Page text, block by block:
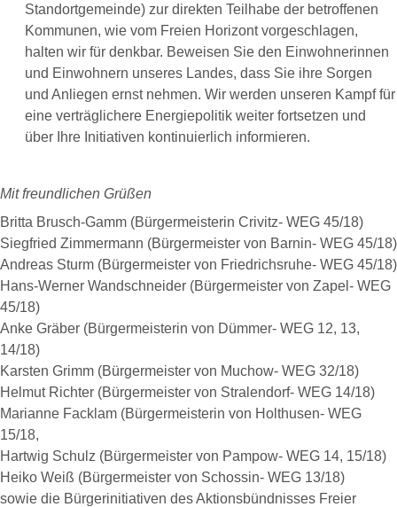
Standortgemeinde) zur direkten Teilhabe der betroffenen
Kommunen, wie vom Freien Horizont vorgeschlagen,
halten wir für denkbar. Beweisen Sie den Einwohnerinnen
und Einwohnern unseres Landes, dass Sie ihre Sorgen
und Anliegen ernst nehmen. Wir werden unseren Kampf für
eine verträglichere Energiepolitik weiter fortsetzen und
über Ihre Initiativen kontinuierlich informieren.
Mit freundlichen Grüßen
Britta Brusch-Gamm (Bürgermeisterin Crivitz- WEG 45/18)
Siegfried Zimmermann (Bürgermeister von Barnin- WEG 45/18)
Andreas Sturm (Bürgermeister von Friedrichsruhe- WEG 45/18)
Hans-Werner Wandschneider (Bürgermeister von Zapel- WEG
45/18)
Anke Gräber (Bürgermeisterin von Dümmer- WEG 12, 13,
14/18)
Karsten Grimm (Bürgermeister von Muchow- WEG 32/18)
Helmut Richter (Bürgermeister von Stralendorf- WEG 14/18)
Marianne Facklam (Bürgermeisterin von Holthusen- WEG
15/18,
Hartwig Schulz (Bürgermeister von Pampow- WEG 14, 15/18)
Heiko Weiß (Bürgermeister von Schossin- WEG 13/18)
sowie die Bürgerinitiativen des Aktionsbündnisses Freier